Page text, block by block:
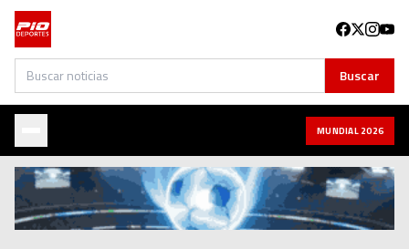
Buscar Buscar
MUNDIAL 2026